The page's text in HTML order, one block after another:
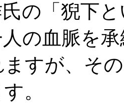
の「猊下
の血脈を
すが、そ
。